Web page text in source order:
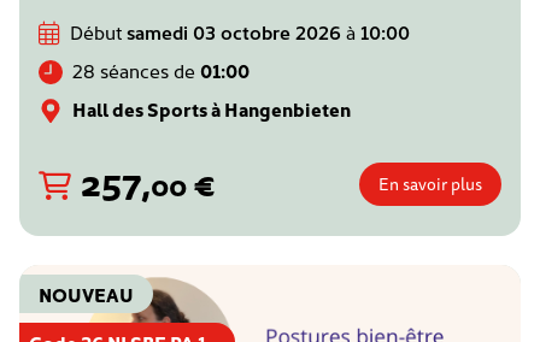
Débutsamedi 03 octobre 2026 à 10:00
28 séances de 01:00
Hall des Sports à Hangenbieten
257,00€ En savoir plus
NOUVEAU